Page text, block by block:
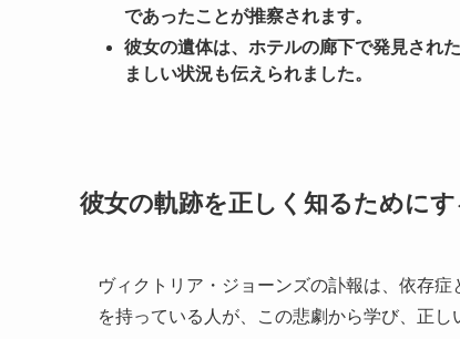
であったことが推察されます。
彼女の遺体は、ホテルの廊下で発見され
ましい状況も伝えられました。
彼女の軌跡を正しく知るために
ヴィクトリア・ジョーンズの訃報は、依存
を持っている人が、この悲劇から学び、正